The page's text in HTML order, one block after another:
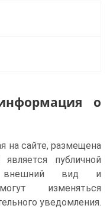
о
на сайте, размещена
публичной
внешний вид и
изменяться
уведомления.